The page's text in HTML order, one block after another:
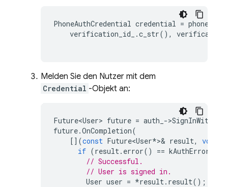
PhoneAuthCredential credential =
verification_id_
.c_str(),
Melden Sie den Nutzer mit dem
Credential -Objekt an:
Future<User> future = auth_ ->
future.OnCompletion(
[](const Future<User*>& result, void
if (result. error() == kAuthErrorNone
// Successful.
// User is signed in.
User user = *result. result();